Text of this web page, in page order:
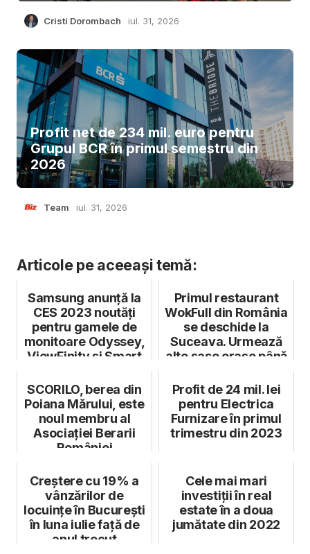
Cristi Dorombach iul. 31, 2026
Profit net de 234 mil. euro pentru
Grupul BCR în primul semestru din
2026
Team iul. 31, 2026
Articole pe aceeași temă:
Samsung anunță la
CES 2023 noutăți
pentru gamele de
monitoare Odyssey,
ViewFinity și Smart
Primul restaurant
WokFull din România
se deschide la
Suceava. Urmează
alte șase orașe până
SCORILO, berea din
Poiana Mărului, este
noul membru al
Asociației Berarii
României
Profit de 24 mil. lei
pentru Electrica
Furnizare în primul
trimestru din 2023
Creștere cu 19% a
vânzărilor de
locuințe în București
în luna iulie față de
anul trecut
Cele mai mari
investiții în real
estate în a doua
jumătate din 2022